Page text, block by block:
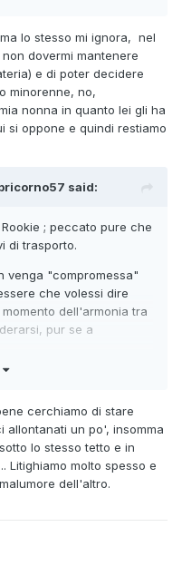
in cui poter far ricorso
da parte di zii e cugini,
che vengano
doversi sentire in colpa
la nonna.
lo stesso mi ignora, nel
dovermi mantenere
e di poter decidere
minorenne, no,
nonna in quanto lei gli ha
si oppone e quindi restiamo
said:
; peccato pure che
di trasporto.
venga "compromessa"
che volessi dire
dell'armonia tra
pur se a
cerchiamo di stare
allontanati un po', insomma
lo stesso tetto e in
Litighiamo molto spesso e
dell'altro.